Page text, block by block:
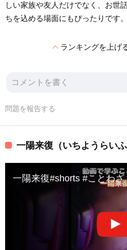
しい家族や友人だけでなく、お世
ちを込める場面にもぴったりです。
expand_lessランキングを上げ
問題を報告する
一陽来復（いちようらいふ
一陽来復#shorts #ことわ